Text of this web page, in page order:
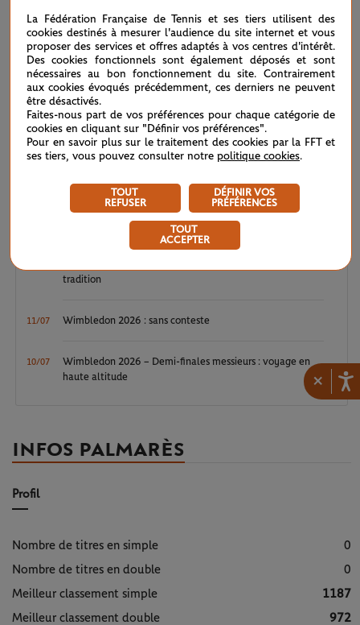
×
27/07 ATP / WTA : Van Assche et Tagger, la relève couronnée
20/07 ATP / WTA : se souvenir des belles choses
12/07 Wimbledon 2026 : Sinner, royale confirmation
l’histoire
Wimbledon 2026 : Noskova, le triomphe de la jeunesse
tradition
11/07 Wimbledon 2026 : sans conteste
10/07
Wimbledon 2026 – Demi-finales messieurs : voyage en
haute altitude
INFOS PALMARÈS
Profil
Nombre de titres en simple
0
Nombre de titres en double
0
Meilleur classement simple
1187
Meilleur classement double
972
La Fédération Française de Tennis et ses tiers utilisent des
cookies destinés à mesurer l'audience du site internet et vous
proposer des services et offres adaptés à vos centres d'intérêt.
Des cookies fonctionnels sont également déposés et sont
nécessaires au bon fonctionnement du site. Contrairement
aux cookies évoqués précédemment, ces derniers ne peuvent
être désactivés.
Faites-nous part de vos préférences pour chaque catégorie de
cookies en cliquant sur "Définir vos préférences".
Pour en savoir plus sur le traitement des cookies par la FFT et
ses tiers, vous pouvez consulter notre politique cookies.
TOUT
REFUSER
DÉFINIR VOS
PRÉFÉRENCES
TOUT
ACCEPTER